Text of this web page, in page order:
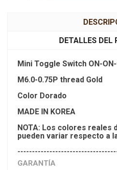
DETALLES DEL
Mini Toggle Switch ON-ON-
M6.0-0.75P thread Gold
Color Dorado
MADE IN KOREA
NOTA: Los colores reales
pueden variar respecto a
GARANTÍA